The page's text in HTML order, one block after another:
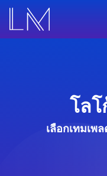
โล
เลือกเทมเพ